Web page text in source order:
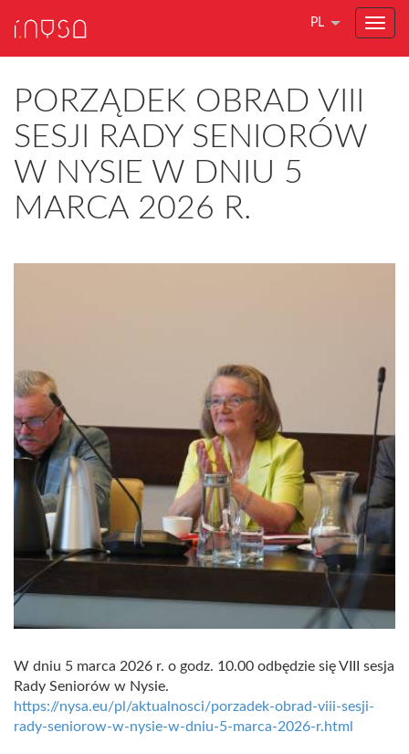
PL
PORZĄDEK OBRAD VIII
SESJI RADY SENIORÓW
W NYSIE W DNIU 5
MARCA 2026 R.
W dniu 5 marca 2026 r. o godz. 10.00 odbędzie się VIII sesja
Rady Seniorów w Nysie.
https://nysa.eu/pl/aktualnosci/porzadek-obrad-viii-sesji-
rady-seniorow-w-nysie-w-dniu-5-marca-2026-r.html